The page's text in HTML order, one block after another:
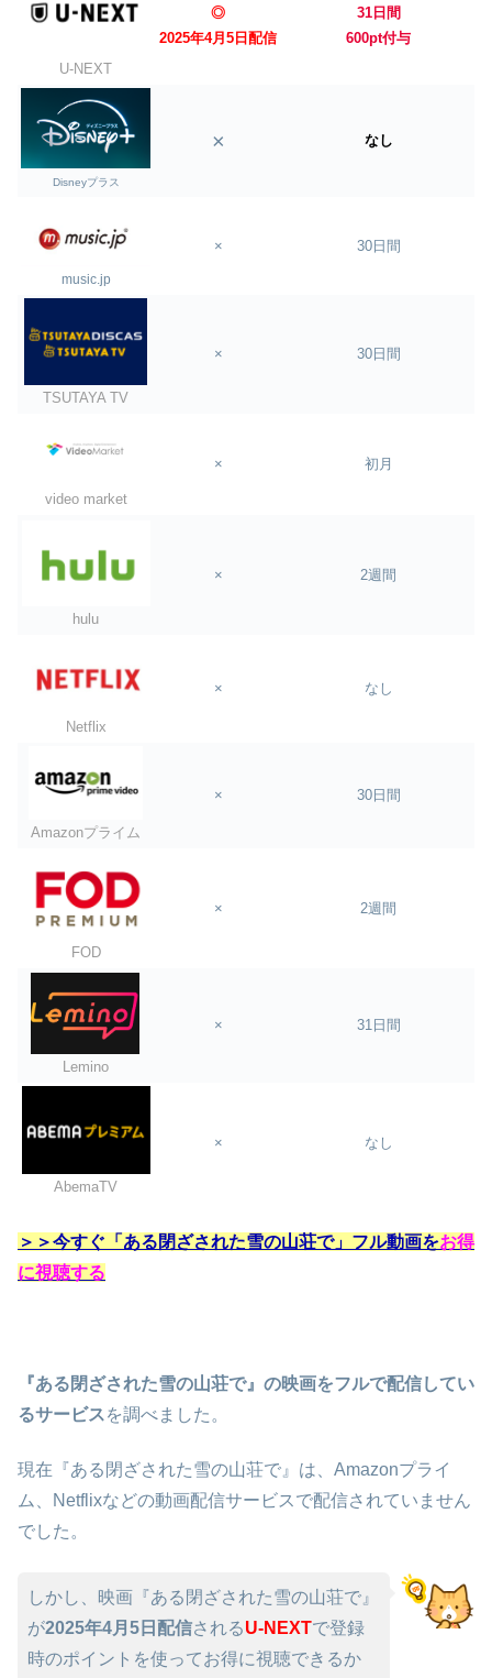
U-NEXT
◎
2025年4月5日配信
31日間
600pt付与
Disneyプラス
× なし
music.jp
× 30日間
TSUTAYA TV
× 30日間
video market
× 初月
hulu
× 2週間
Netflix
× なし
Amazonプライム
× 30日間
FOD
× 2週間
Lemino
× 31日間
AbemaTV
× なし
＞＞今すぐ「ある閉ざされた雪の山荘で」フル動画をお得
に視聴する
『ある閉ざされた雪の山荘で』の映画をフルで配信してい
るサービスを調べました。
現在『ある閉ざされた雪の山荘で』は、Amazonプライ
ム、Netflixなどの動画配信サービスで配信されていません
でした。
しかし、映画『ある閉ざされた雪の山荘で』
が2025年4月5日配信されるU-NEXTで登録
時のポイントを使ってお得に視聴できるか